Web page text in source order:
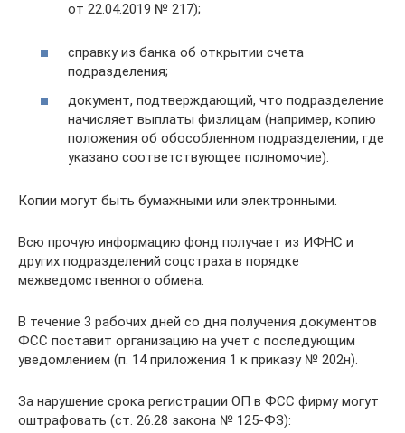
от 22.04.2019 № 217);
справку из банка об открытии счета
подразделения;
документ, подтверждающий, что подразделение
начисляет выплаты физлицам (например, копию
положения об обособленном подразделении, где
указано соответствующее полномочие).
Копии могут быть бумажными или электронными.
Всю прочую информацию фонд получает из ИФНС и
других подразделений соцстраха в порядке
межведомственного обмена.
В течение 3 рабочих дней со дня получения документов
ФСС поставит организацию на учет с последующим
уведомлением (п. 14 приложения 1 к приказу № 202н).
За нарушение срока регистрации ОП в ФСС фирму могут
оштрафовать (ст. 26.28 закона № 125-ФЗ):